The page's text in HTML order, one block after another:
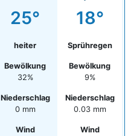
25°
heiter
Bewölkung
32%
Niederschlag
0 mm
Wind
18°
Sprühregen
Bewölkung
9%
Niederschlag
0.03 mm
Wind